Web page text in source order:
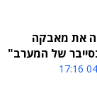
את מאבקה
של המערב"